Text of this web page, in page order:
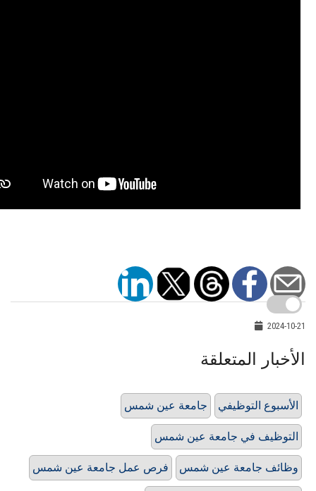
2024-10-21
الأخبار المتعلقة
جامعة عين شمس الأسبوع التوظيفي
التوظيف في جامعة عين شمس
فرص عمل جامعة عين شمس وظائف جامعة عين شمس